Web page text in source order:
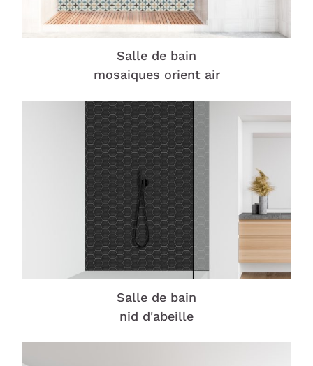
Salle de bain
mosaiques orient air
Salle de bain
nid d'abeille